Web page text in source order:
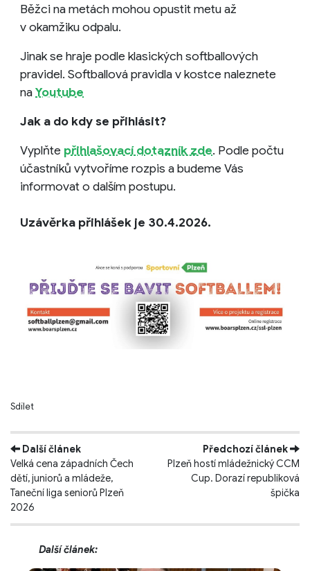
Běžci na metách mohou opustit metu až
v okamžiku odpalu.
Jinak se hraje podle klasických softballových
pravidel. Softballová pravidla v kostce naleznete
naYoutube
Jak a do kdy se přihlásit?
Vyplňte přihlašovací dotazník zde. Podle počtu
účastníků vytvoříme rozpis a budeme Vás
informovat o dalším postupu.
Uzávěrka přihlášek je 30.4.2026.
Sdílet
Další článek
Velká cena západních Čech
dětí, juniorů a mládeže,
Taneční liga seniorů Plzeň
2026
Předchozí článek
Plzeň hostí mládežnický CCM
Cup. Dorazí republiková
špička
Další článek: